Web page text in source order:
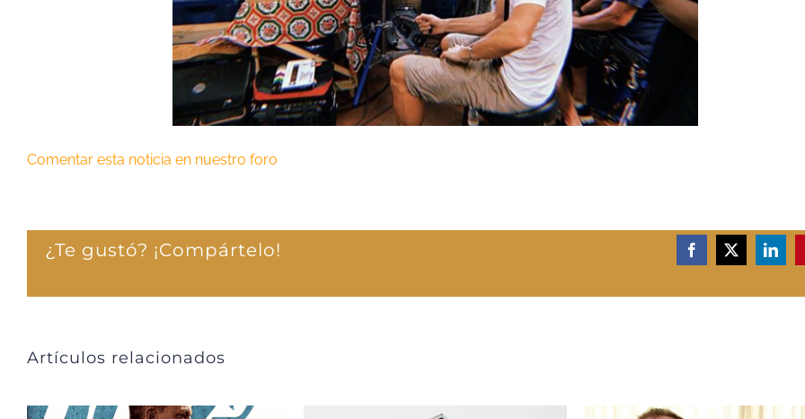
Comentar esta noticia en nuestro foro
¿Te gustó? ¡Compártelo! Facebook
X
Artículos relacionados